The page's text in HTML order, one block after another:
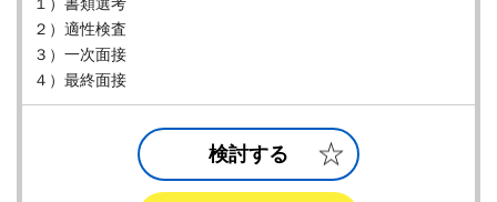
２）適性検査
３）一次面接
４）最終面接
検討する